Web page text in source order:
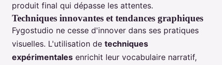
produit final qui dépasse les attentes.
Techniques innovantes et tendances graphiques
Fygostudio ne cesse d'innover dans ses pratiques
visuelles. L'utilisation de techniques
expérimentales enrichit leur vocabulaire narratif,